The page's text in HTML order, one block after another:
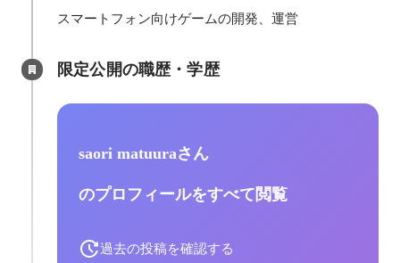
スマートフォン向けゲームの開発、運営
限定公開の職歴・学歴
saori matuuraさん
のプロフィールをすべて閲覧
過去の投稿を確認する